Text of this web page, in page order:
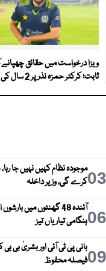
ویزا درخواست میں حقائق
ثابت؛ کرکٹر حمزہ نذر پر 2 سال کی پابندی
03موجودہ نظام کہیں نہیں جا
کرے گی، وزیر داخلہ
06
آئندہ 48 گھنٹوں میں
ہنگامی تیاریاں تیز
09بانی پی ٹی آئی اور بشریٰ بی
فیصلہ محفوظ